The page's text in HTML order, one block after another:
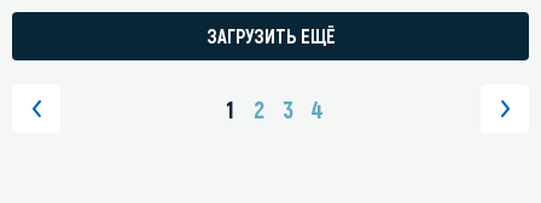
ЗАГРУЗИТЬ ЕЩЁ
1 2 3 4